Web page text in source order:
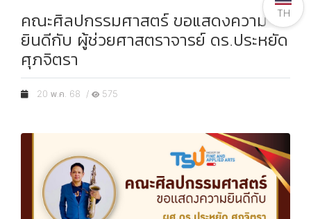
คณะศิลปกรรมศาสตร์ ขอแสดงความ
ยินดีกับ ผู้ช่วยศาสตราจารย์ ดร.ประหยัด
ศุภจิตรา
20 พ.ค. 68 / 575
TH